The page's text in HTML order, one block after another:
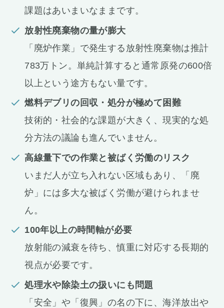
課題はあいまいなままです。
放射性廃棄物の量が膨大
「廃炉作業」で発生する放射性廃棄物は推計
783万トン。単純計算すると通常原発の600倍
以上という途方もない量です。
燃料デブリの回収・処分が極めて困難
技術的・社会的な課題が大きく、現実的な処
分方法の議論も進んでいません。
高線量下での作業と被ばく労働のリスク
いまだ人が立ち入れない区域もあり、「廃
炉」には多大な被ばく労働が避けられませ
ん。
100年以上の時間軸が必要
放射能の減衰を待ち、慎重に対応する長期的
視点が必要です。
処理水や除染土の扱いにも問題
「安全」や「復興」の名の下に、海洋放出や